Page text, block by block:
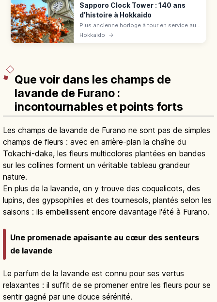
Sapporo Clock Tower : 140 ans
d’histoire à Hokkaido
Plus ancienne horloge à tour en service au
Japon (1878), toit rouge, murs blancs à
Hokkaido →
Que voir dans les champs de
lavande de Furano :
incontournables et points forts
Les champs de lavande de Furano ne sont pas de simples
champs de fleurs : avec en arrière-plan la chaîne du
Tokachi-dake, les fleurs multicolores plantées en bandes
sur les collines forment un véritable tableau grandeur
nature.
En plus de la lavande, on y trouve des coquelicots, des
lupins, des gypsophiles et des tournesols, plantés selon les
saisons : ils embellissent encore davantage l'été à Furano.
Une promenade apaisante au cœur des senteurs
de lavande
Le parfum de la lavande est connu pour ses vertus
relaxantes : il suffit de se promener entre les fleurs pour se
sentir gagné par une douce sérénité.